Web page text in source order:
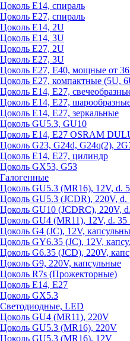
Цоколь Е14, спираль
Цоколь Е27, спираль
Цоколь Е14, 2U
Цоколь Е14, 3U
Цоколь Е27, 2U
Цоколь Е27, 3U
Цоколь Е27, Е40, мощные от
Цоколь Е27, компактные (5U,
Цоколь Е14, Е27,
Цоколь Е14, Е27,
Цоколь Е14, Е27, зеркальные
Цоколь GU5.3, GU10
Цоколь Е14, Е27 OSRAM
Цоколь G23, G24d, G24q(2),
Цоколь Е14, Е27, цилиндр
Цоколь GX53, G53
Галогенные
Цоколь GU5.3 (MR16), 12V, d.
Цоколь GU5.3 (JCDR), 220V,
Цоколь GU10 (JCDRC), 220V,
Цоколь GU4 (MR11), 12V, d.
Цоколь G4 (JC), 12V,
Цоколь GY6.35 (JC), 12V,
Цоколь G6.35 (JCD), 220V,
Цоколь G9, 220V, капсульные
Цоколь R7s (Прожекторные)
Цоколь E14, E27
Цоколь GX5.3
Светодиодные, LED
Цоколь GU4 (MR11), 220V
Цоколь GU5.3 (MR16), 220V
Цоколь GU5.3 (MR16), 12V